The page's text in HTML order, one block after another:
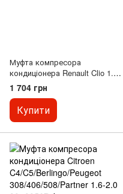
Муфта компресора
кондиціонера Renault Clio 1.5
dCi 12-
1 704 грн
Купити